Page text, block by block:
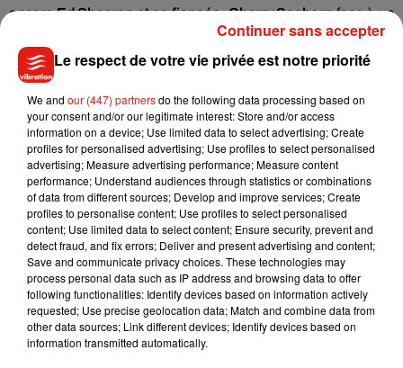
encoreEdSheeranet sa fiancée, CherrySeaborn face à un
magnifique coucher de soleil au bord de l’eau.
Le respect de votre vie privée est notre priorité
We and our (447) partnersdo the following data processing based on
your consent and/or our legitimate interest: Store and/or access
information on a device; Use limited data to select advertising; Create
profiles for personalised advertising; Use profiles to select personalised
advertising; Measure advertising performance; Measure content
performance; Understand audiences through statistics or combinations
of data from different sources; Develop and improve services; Create
profiles to personalise content; Use profiles to select personalised
content; Use limited data to select content; Ensure security, prevent and
detect fraud, and fix errors; Deliver and present advertising and content;
Save and communicate privacy choices. These technologies may
process personal data such as IP address and browsing data to offer
following functionalities: Identify devices based on information actively
requested; Use precise geolocation data; Match and combine data from
other data sources; Link different devices; Identify devices based on
information transmitted automatically.
Continuer sans accepter